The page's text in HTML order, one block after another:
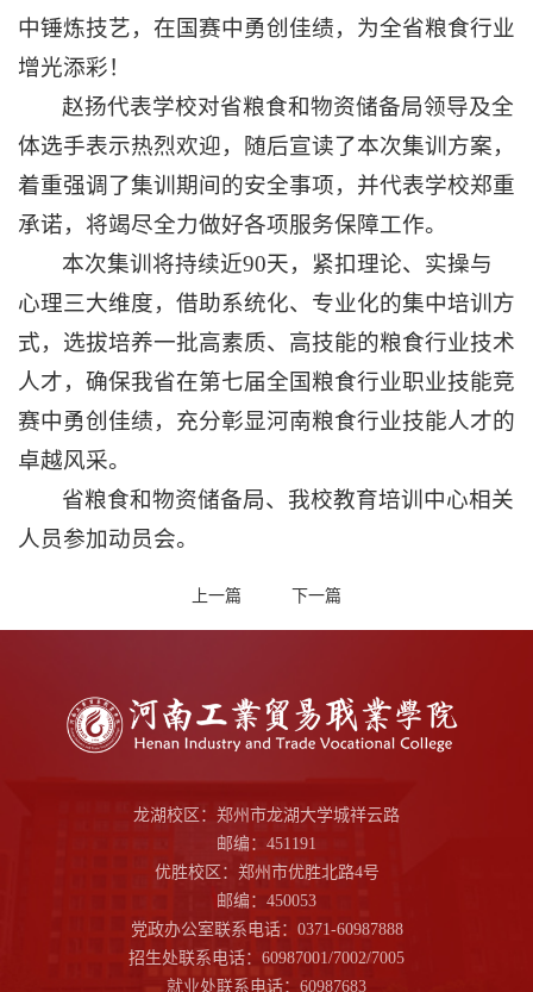
中锤炼技艺，在国赛中勇创佳绩，为全省粮食行业
增光添彩！
赵扬代表学校对省粮食和物资储备局领导及全
体选手表示热烈欢迎，随后宣读了本次集训方案，
着重强调了集训期间的安全事项，并代表学校郑重
承诺，将竭尽全力做好各项服务保障工作。
本次集训将持续近90天，紧扣理论、实操与
心理三大维度，借助系统化、专业化的集中培训方
式，选拔培养一批高素质、高技能的粮食行业技术
人才，确保我省在第七届全国粮食行业职业技能竞
赛中勇创佳绩，充分彰显河南粮食行业技能人才的
卓越风采。
省粮食和物资储备局、我校教育培训中心相关
人员参加动员会。
上一篇 下一篇
龙湖校区：郑州市龙湖大学城祥云路
邮编：451191
优胜校区：郑州市优胜北路4号
邮编：450053
党政办公室联系电话：0371-60987888
招生处联系电话：60987001/7002/7005
就业处联系电话：60987683